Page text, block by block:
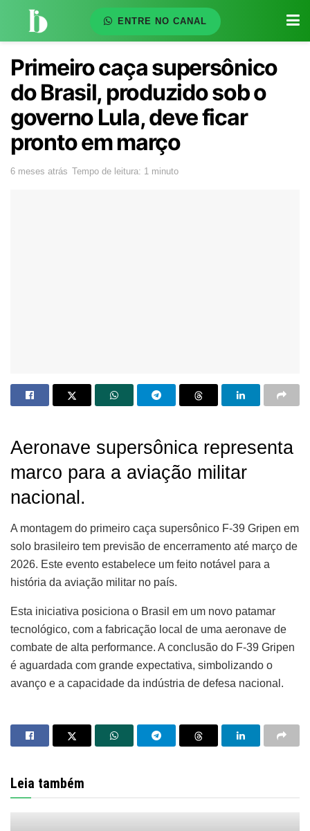
ENTRE NO CANAL
Primeiro caça supersônico
do Brasil, produzido sob o
governo Lula, deve ficar
pronto em março
6 meses atrás Tempo de leitura: 1 minuto
Aeronave supersônica representa
marco para a aviação militar
nacional.
A montagem do primeiro caça supersônico F-39 Gripen em
solo brasileiro tem previsão de encerramento até março de
2026. Este evento estabelece um feito notável para a
história da aviação militar no país.
Esta iniciativa posiciona o Brasil em um novo patamar
tecnológico, com a fabricação local de uma aeronave de
combate de alta performance. A conclusão do F-39 Gripen
é aguardada com grande expectativa, simbolizando o
avanço e a capacidade da indústria de defesa nacional.
Leia também